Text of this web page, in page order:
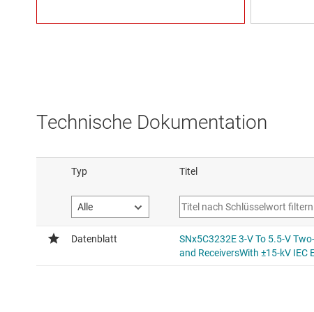
Technische Dokumentation